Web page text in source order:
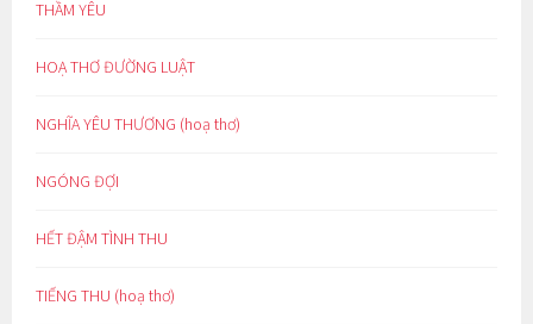
THẦM YÊU
HOẠ THƠ ĐƯỜNG LUẬT
NGHĨA YÊU THƯƠNG (hoạ thơ)
NGÓNG ĐỢI
HẾT ĐẬM TÌNH THU
TIẾNG THU (hoạ thơ)